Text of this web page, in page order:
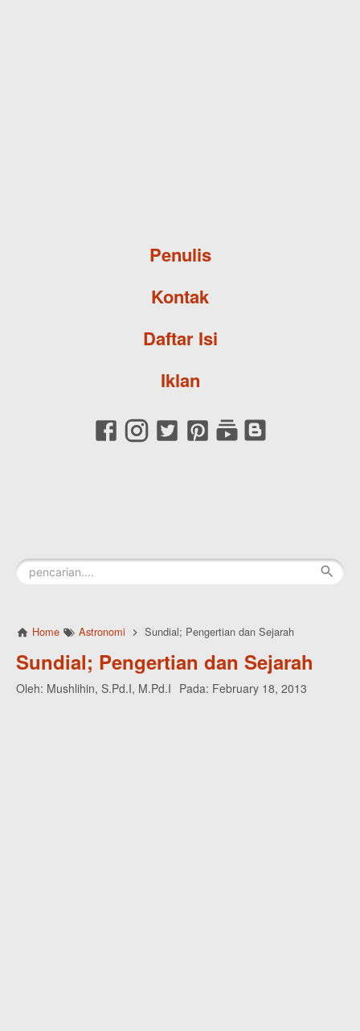
Penulis
Kontak
Daftar Isi
Iklan
Home Astronomi Sundial; Pengertian dan Sejarah
Sundial; Pengertian dan Sejarah
Oleh: Mushlihin, S.Pd.I, M.Pd.I Pada: February 18, 2013